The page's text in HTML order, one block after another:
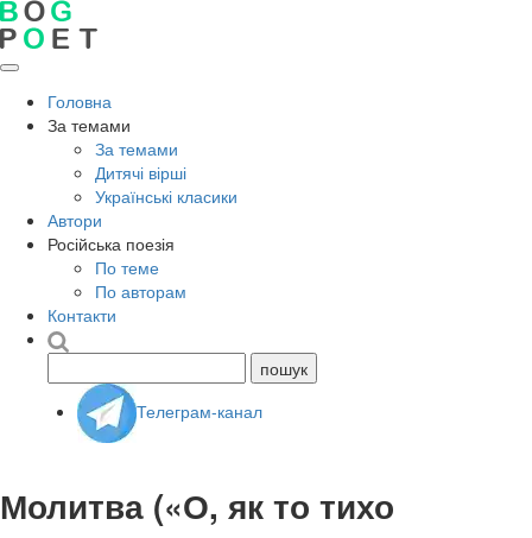
Головна
За темами
За темами
Дитячі вірші
Українські класики
Автори
Російська поезія
По теме
По авторам
Контакти
Телеграм-канал
Молитва («О, як то тихо